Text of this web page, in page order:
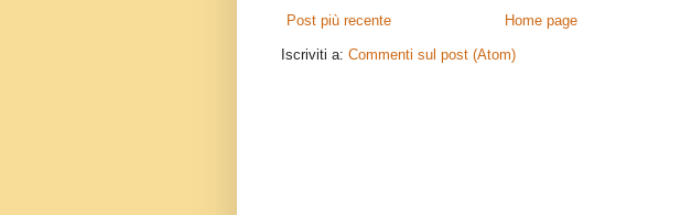
Post più recente Home page
Iscriviti a: Commenti sul post (Atom)